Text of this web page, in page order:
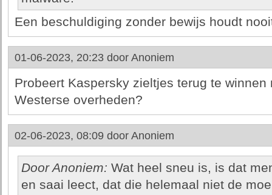
Een beschuldiging zonder bewijs houdt
01-06-2023, 20:23 door Anoniem
Probeert Kaspersky zieltjes terug te
Westerse overheden?
02-06-2023, 08:09 door Anoniem
Door Anoniem: Wat heel sneu is, is dat
en saai leect, dat die helemaal niet de